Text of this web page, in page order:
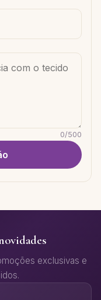
0/500
exclusivas e